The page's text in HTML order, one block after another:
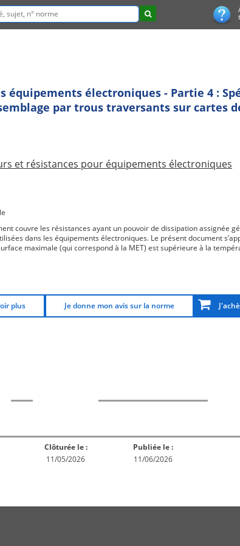
équipements électroniques - Partie 4 :
par trous traversants sur cartes
et résistances pour équipements électroniques
couvre les résistances ayant un pouvoir de dissipation assignée
dans les équipements électroniques. Le présent document
maximale (qui correspond à la MET) est supérieure à la
plus Je donne mon avis sur la norme
Clôturée le :
11/05/2026
Publiée le :
11/06/2026